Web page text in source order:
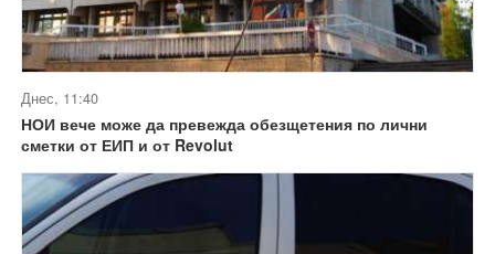
Днес, 11:40
НОИ вече може да превежда обезщетения по лични
сметки от ЕИП и от Revolut